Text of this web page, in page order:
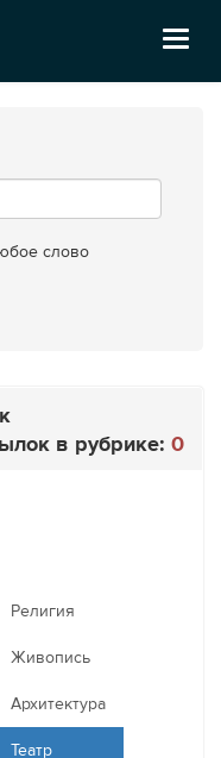
слово
в рубрике: 0
Религия
Живопись
Архитектура
Театр